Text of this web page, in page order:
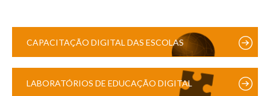
CAPACITAÇÃO DIGITAL DAS ESCOLAS
LABORATÓRIOS DE EDUCAÇÃO DIGITAL